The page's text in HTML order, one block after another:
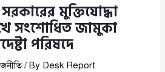
সরকারের মুক্তিযোদ্ধা
সংশোধিত জামুকা
পরিষদে
/ By Desk Report